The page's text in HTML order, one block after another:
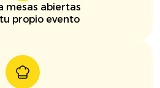
mesas abiertas
propio evento